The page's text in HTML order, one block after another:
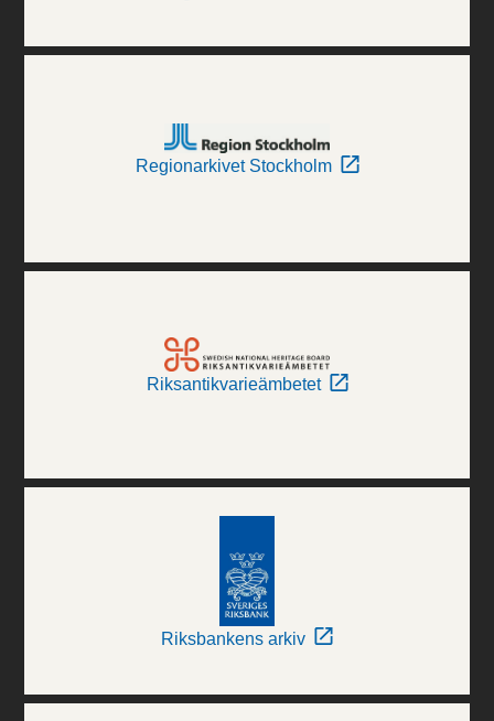
Regionarkivet Stockholm
Riksantikvarieämbetet
Riksbankens arkiv